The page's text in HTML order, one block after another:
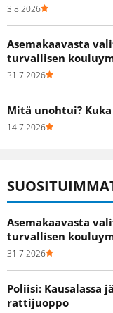
3.8.2026
Asemakaavasta
turvallisen
31.7.2026
Mitä unohtui? Kuka
14.7.2026
Asemakaavasta
turvallisen
31.7.2026
Poliisi: Kausalassa
rattijuoppo